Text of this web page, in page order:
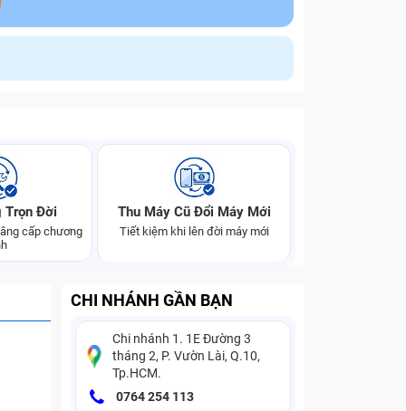
Trọn Đời
cấp chương
Thu Máy Cũ Đổi Máy Mới
Tiết kiệm khi lên đời máy mới
CHI NHÁNH GẦN BẠN
Chi nhánh 1. 1E Đường 3
tháng 2, P. Vườn Lài, Q.10,
Tp.HCM.
0764 254 113